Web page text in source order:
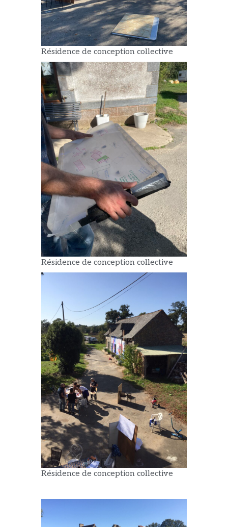
Résidence de conception collective
Résidence de conception collective
Résidence de conception collective